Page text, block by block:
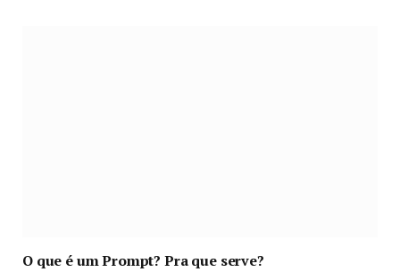
O que é um Prompt? Pra que serve?